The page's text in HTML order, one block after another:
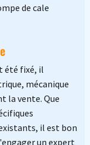
de cale
été fixé, il
mécanique
la vente. Que
il est bon
un expert